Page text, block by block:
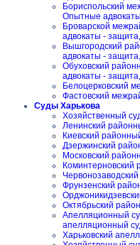
Бориспольский
Опытные
Броварской
адвокаты -
Вышгородский
адвокаты -
Обуховский
адвокаты -
Белоцерковский
Фастовский
Суды Харькова
Хозяйственный
Ленинский
Киевский
Дзержинский
Московский
Коминтерновский
Фрунзенский
Октябрьский
Апелляционный
апелляционный
Харьковский